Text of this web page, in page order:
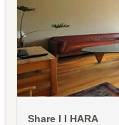
Share I I HARA